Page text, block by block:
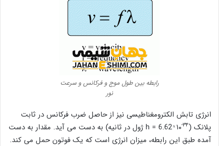
رابطه بین طول موج و فرکانس و سرعت
نور
انرژی تابش الکترومغناطیسی نیز از حاصل ضرب فرکانس در ثابت
پلانک (h = 6.62 ͯ ۱۰-۳۴
ژول در ثانیه) به دست می آید. مقدار به دست
آمده طبق این رابطه، میزان انرژی است که یک فوتون حمل می کند.